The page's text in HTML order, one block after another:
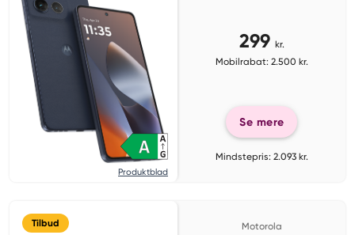
Produktblad
299 kr.
Mobilrabat: 2.500 kr.
Se mere
Mindstepris: 2.093 kr.
Tilbud Motorola